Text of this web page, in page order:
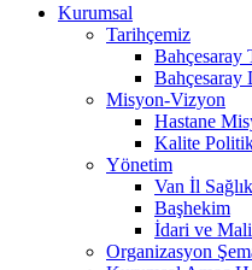
Kurumsal
Tarihçemiz
Bahçesaray
Bahçesaray
Misyon-Vizyon
Hastane
Kalite
Yönetim
Van İl
Başhekim
İdari ve
Organizasyon